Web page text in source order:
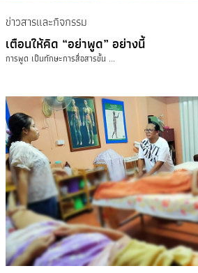
ข่าวสารและกิจกรรม
เตือนให้คิด “อย่าพูด” อย่างนี้
การพูด เป็นทักษะการสื่อสารขั้น ...